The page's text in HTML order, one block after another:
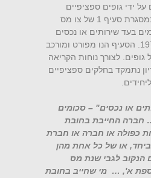
ידי גופים ספציפיים
שהגדרותיהם נקבעו במסגרת סעיף 1 של צו מס
בעד שירותים או נכסים
כהכנסה), התשל"ז-1977. הסעיף הנו מפורט ומורכב
גופים. לצורך נוחות הקריאה
נתמקד בחלקים ספציפיים
או נכסים" – סכומים
חברה החייבת בחובת
כפולה או חברה או חברת
או של כל אחת מהן
הנקוב לגבי שנת מס
א', … מי שחייב בחובת